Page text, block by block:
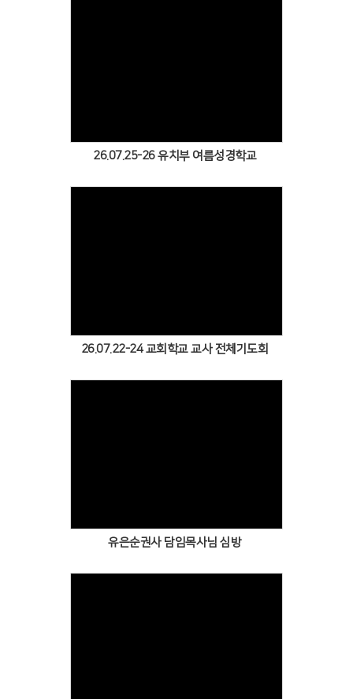
26.07.25-26 유치부 여름성경학교
26.07.22-24 교회학교 교사 전체기도회
유은순권사 담임목사님 심방